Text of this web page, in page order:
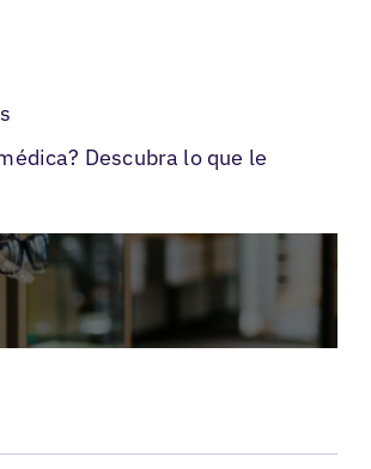
Descubra lo que le